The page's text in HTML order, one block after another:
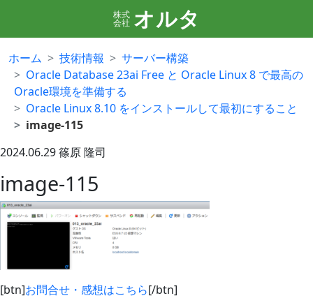
株式
会社 オルタ
ホーム 技術情報
サーバー構築
Oracle Database 23ai Free と Oracle Linux 8 で最高の
Oracle環境を準備する
Oracle Linux 8.10 をインストールして最初にすること
image-115
2024.06.29篠原 隆司
image-115
[btn]お問合せ・感想はこちら[/btn]